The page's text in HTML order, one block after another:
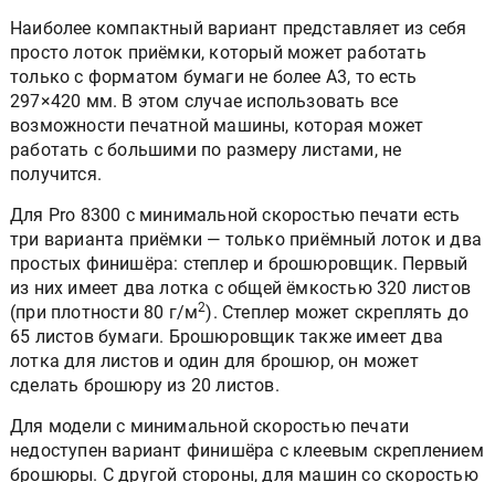
Наиболее компактный вариант представляет из себя
просто лоток приёмки, который может работать
только с форматом бумаги не более А3, то есть
297×420 мм. В этом случае использовать все
возможности печатной машины, которая может
работать с большими по размеру листами, не
получится.
Для Pro 8300 с минимальной скоростью печати есть
три варианта приёмки — только приёмный лоток и два
простых финишёра: степлер и брошюровщик. Первый
из них имеет два лотка c общей ёмкостью 320 листов
(при плотности 80 г/м2). Степлер может скреплять до
65 листов бумаги. Брошюровщик также имеет два
лотка для листов и один для брошюр, он может
сделать брошюру из 20 листов.
Для модели с минимальной скоростью печати
недоступен вариант финишёра с клеевым скреплением
брошюры. С другой стороны, для машин со скоростью